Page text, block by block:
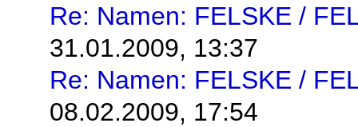
Re: Namen: FELSKE /
31.01.2009, 13:37
Re: Namen: FELSKE /
08.02.2009, 17:54